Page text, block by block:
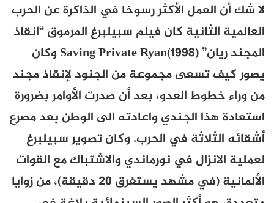
لا شك أن العمل الأكثر رسوخا في الذاكرة عن الحرب
العالمية الثانية كان فيلم سبيلبرغ المرموق “انقاذ
المجند ريان” Saving Private Ryan(1998) وكان
يصور كيف تسعى مجموعة من الجنود لإنقاذ مجند
من وراء خطوط العدو، بعد أن صدرت الأوامر بضرورة
استعادة هذا الجندي واعادته الى الوطن بعد مصرع
أشقائه الثلاثة في الحرب. وكان تصوير سبيلبرغ
لعملية الانزال في نورماندي والاشتباك مع القوات
الألمانية (في مشهد يستغرق 20 دقيقة)، من زوايا